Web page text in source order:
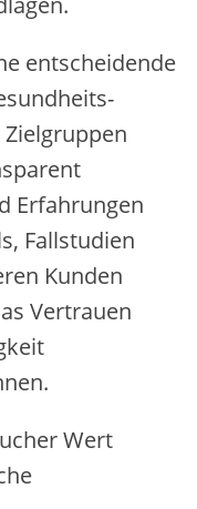
entscheidende
Erfahrungen
Fallstudien
Kunden
Vertrauen
Wert